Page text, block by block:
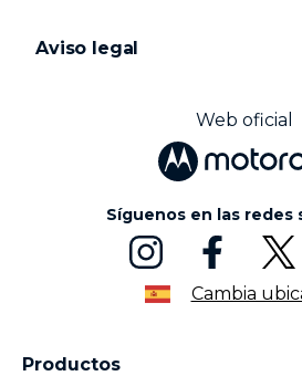
Aviso legal
Web oficial
Síguenos en las redes
Cambia
Productos